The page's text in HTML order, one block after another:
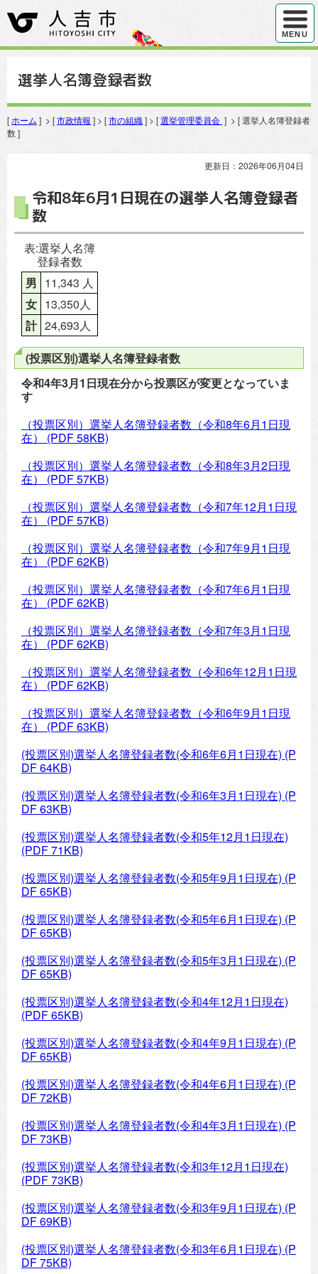
ハンバ
MENU
選挙人名簿登録者数
[ ホーム ] > [市政情報 ] > [市の組織 ] > [選挙管理委員会 ] > [ 選挙人名簿登録者
数 ]
更新日：2026年06月04日
令和8年6月1日現在の選挙人名簿登録者
数
表:選挙人名簿
登録者数
男 11,343 人
女 13,350人
計 24,693人
(投票区別)選挙人名簿登録者数
令和4年3月1日現在分から投票区が変更となっていま
す
（投票区別）選挙人名簿登録者数（令和8年6月1日現
在）
(PDF 58KB)
（投票区別）選挙人名簿登録者数（令和8年3月2日現
在）
(PDF 57KB)
（投票区別）選挙人名簿登録者数（令和7年12月1日現
在）
(PDF 57KB)
（投票区別）選挙人名簿登録者数（令和7年9月1日現
在）
(PDF 62KB)
（投票区別）選挙人名簿登録者数（令和7年6月1日現
在）
(PDF 62KB)
（投票区別）選挙人名簿登録者数（令和7年3月1日現
在）
(PDF 62KB)
（投票区別）選挙人名簿登録者数（令和6年12月1日現
在）
(PDF 62KB)
（投票区別）選挙人名簿登録者数（令和6年9月1日現
在）
(PDF 63KB)
(投票区別)選挙人名簿登録者数(令和6年6月1日現在) (P
DF 64KB)
(投票区別)選挙人名簿登録者数(令和6年3月1日現在) (P
DF 63KB)
(投票区別)選挙人名簿登録者数(令和5年12月1日現在)
(PDF 71KB)
(投票区別)選挙人名簿登録者数(令和5年9月1日現在) (P
DF 65KB)
(投票区別)選挙人名簿登録者数(令和5年6月1日現在) (P
DF 65KB)
(投票区別)選挙人名簿登録者数(令和5年3月1日現在) (P
DF 65KB)
(投票区別)選挙人名簿登録者数(令和4年12月1日現在)
(PDF 65KB)
(投票区別)選挙人名簿登録者数(令和4年9月1日現在) (P
DF 65KB)
(投票区別)選挙人名簿登録者数(令和4年6月1日現在) (P
DF 72KB)
(投票区別)選挙人名簿登録者数(令和4年3月1日現在) (P
DF 73KB)
(投票区別)選挙人名簿登録者数(令和3年12月1日現在)
(PDF 73KB)
(投票区別)選挙人名簿登録者数(令和3年9月1日現在) (P
DF 69KB)
(投票区別)選挙人名簿登録者数(令和3年6月1日現在) (P
DF 75KB)